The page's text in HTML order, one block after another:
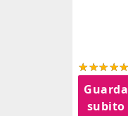
Guarda
subito